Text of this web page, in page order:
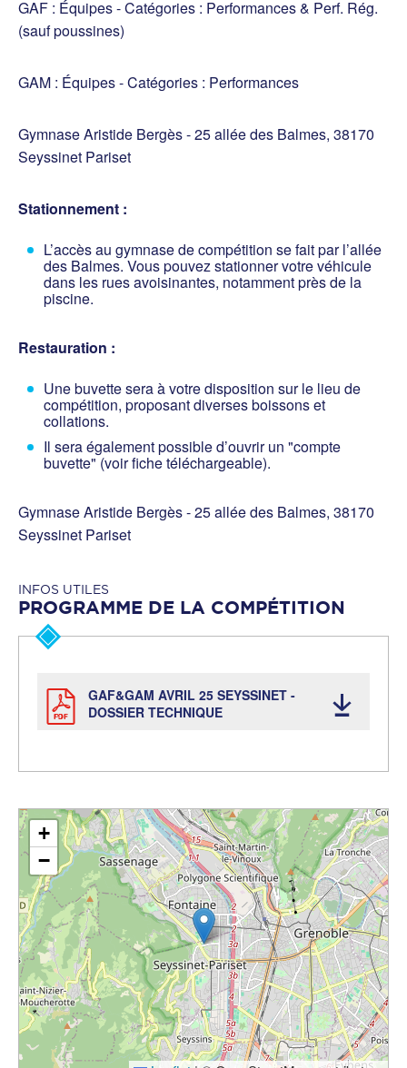
GAF : Équipes - Catégories : Performances & Perf. Rég.
(sauf poussines)
GAM : Équipes - Catégories : Performances
Gymnase Aristide Bergès - 25 allée des Balmes, 38170
Seyssinet Pariset
Stationnement :
L’accès au gymnase de compétition se fait par l’allée
des Balmes. Vous pouvez stationner votre véhicule
dans les rues avoisinantes, notamment près de la
piscine.
Restauration :
Une buvette sera à votre disposition sur le lieu de
compétition, proposant diverses boissons et
collations.
Il sera également possible d’ouvrir un "compte
buvette" (voir fiche téléchargeable).
Gymnase Aristide Bergès - 25 allée des Balmes, 38170
Seyssinet Pariset
INFOS UTILES
PROGRAMME DE LA COMPÉTITION
GAF&GAM AVRIL 25 SEYSSINET -
DOSSIER TECHNIQUE
Rechercher un club
+
−